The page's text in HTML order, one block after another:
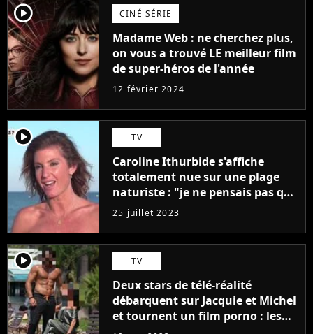
player2 CINÉ SÉRIE
Madame Web : ne cherchez plus,
on vous a trouvé LE meilleur film
de super-héros de l'année
12 février 2024
player2 TV
Caroline Ithurbide s'affiche
totalement nue sur une plage
naturiste : "je ne pensais pas que
j'arriverais à le faire..."
25 juillet 2023
player2 TV
Deux stars de télé-réalité
débarquent sur Jacquie et Michel
et tournent un film porno : les
premières images du tournage